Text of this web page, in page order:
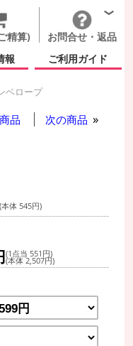
精算)
お問合せ・返品
報 ご利用ガイド
ベロープ
品 次の商品
(本体 545円)
(1点当 551円)
(本体 2,507円)